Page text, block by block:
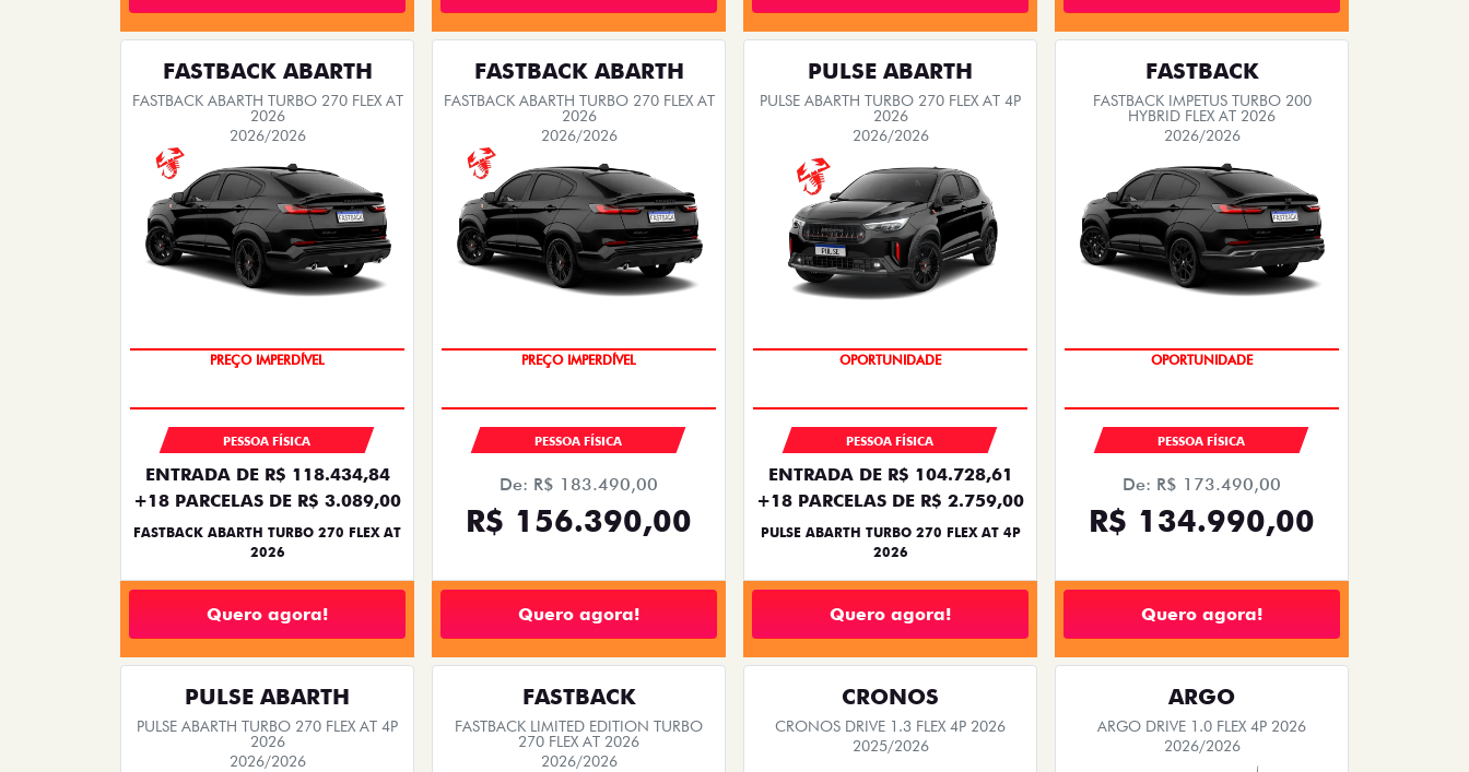
FASTBACK ABARTH
FASTBACK ABARTH TURBO 270 FLEX AT
2026
2026/2026
PREÇO IMPERDÍVEL
PESSOA FÍSICA
ENTRADA DE R$ 118.434,84
+18 PARCELAS DE R$ 3.089,00
FASTBACK ABARTH TURBO 270 FLEX AT
2026
Quero agora!
FASTBACK ABARTH
FASTBACK ABARTH TURBO 270 FLEX AT
2026
2026/2026
PREÇO IMPERDÍVEL
PESSOA FÍSICA
De: R$ 183.490,00
R$ 156.390,00
Quero agora!
PULSE ABARTH
PULSE ABARTH TURBO 270 FLEX AT 4P
2026
2026/2026
OPORTUNIDADE
PESSOA FÍSICA
ENTRADA DE R$ 104.728,61
+18 PARCELAS DE R$ 2.759,00
PULSE ABARTH TURBO 270 FLEX AT 4P
2026
Quero agora!
FASTBACK
FASTBACK IMPETUS TURBO 200
HYBRID FLEX AT 2026
2026/2026
OPORTUNIDADE
PESSOA FÍSICA
De: R$ 173.490,00
R$ 134.990,00
Quero agora!
PULSE ABARTH
PULSE ABARTH TURBO 270 FLEX AT 4P
2026
2026/2026
FASTBACK
FASTBACK LIMITED EDITION TURBO
270 FLEX AT 2026
2026/2026
CRONOS
CRONOS DRIVE 1.3 FLEX 4P 2026
2025/2026
ARGO
ARGO DRIVE 1.0 FLEX 4P 2026
2026/2026